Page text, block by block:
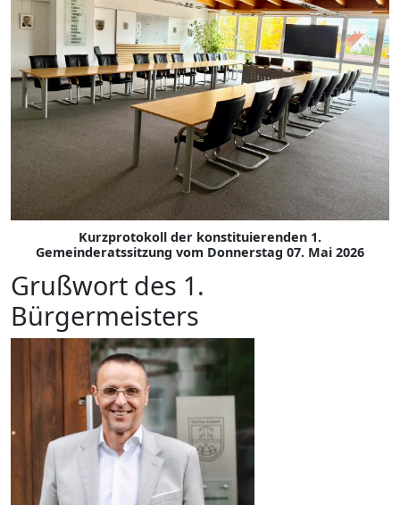
Kurzprotokoll der konstituierenden 1.
Gemeinderatssitzung vom Donnerstag 07. Mai 2026
Grußwort des 1.
Bürgermeisters